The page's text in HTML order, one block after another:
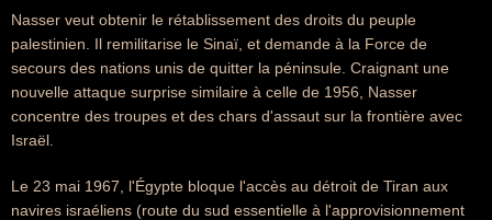
Nasser veut obtenir le rétablissement des droits du peuple
palestinien. Il remilitarise le Sinaï, et demande à la Force de
secours des nations unis de quitter la péninsule. Craignant une
nouvelle attaque surprise similaire à celle de 1956, Nasser
concentre des troupes et des chars d'assaut sur la frontière avec
Israël.
Le 23 mai 1967, l'Égypte bloque l'accès au détroit de Tiran aux
navires israéliens (route du sud essentielle à l'approvisionnement